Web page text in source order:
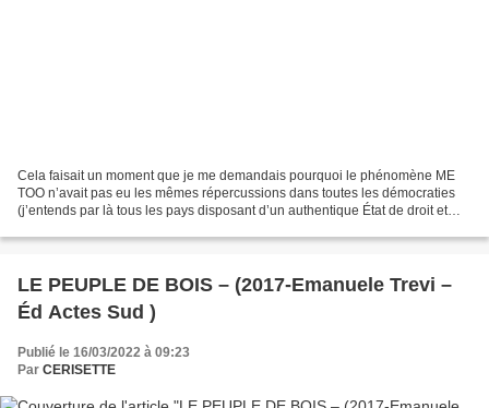
Cela faisait un moment que je me demandais pourquoi le phénomène ME
TOO n’avait pas eu les mêmes répercussions dans toutes les démocraties
(j’entends par là tous les pays disposant d’un authentique État de droit et
LE PEUPLE DE BOIS – (2017-Emanuele Trevi –
Éd Actes Sud )
Publié le 16/03/2022 à 09:23
Par CERISETTE